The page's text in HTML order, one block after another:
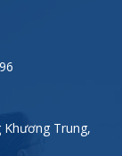
Khương Trung,